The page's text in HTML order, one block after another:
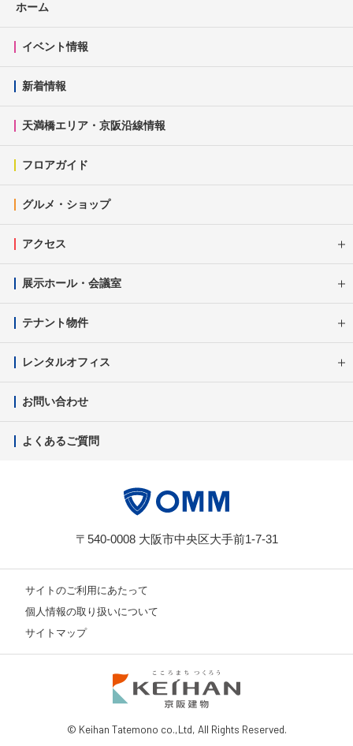
ホーム
イベント情報
新着情報
天満橋エリア・京阪沿線情報
フロアガイド
グルメ・ショップ
アクセス
展示ホール・会議室
テナント物件
レンタルオフィス
お問い合わせ
よくあるご質問
〒540-0008 大阪市中央区大手前1-7-31
サイトのご利用にあたって
個人情報の取り扱いについて
サイトマップ
© Keihan Tatemono co.,Ltd, All Rights Reserved.